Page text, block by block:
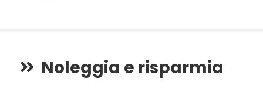
Noleggia e risparmia